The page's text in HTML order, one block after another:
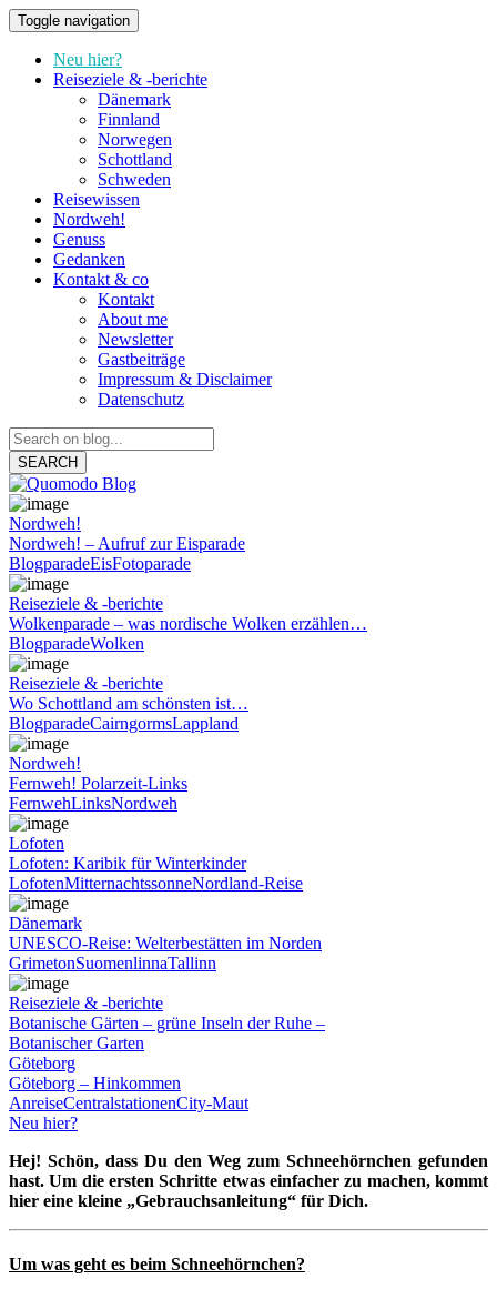
Toggle navigation
Neu hier?
Reiseziele & -berichte
Dänemark
Finnland
Norwegen
Schottland
Schweden
Reisewissen
Nordweh!
Genuss
Gedanken
Kontakt & co
Kontakt
About me
Newsletter
Gastbeiträge
Impressum & Disclaimer
Datenschutz
SEARCH
Nordweh!
Nordweh! – Aufruf zur Eisparade
BlogparadeEisFotoparade
Reiseziele & -berichte
Wolkenparade – was nordische Wolken erzählen…
BlogparadeWolken
Reiseziele & -berichte
Wo Schottland am schönsten ist…
BlogparadeCairngormsLappland
Nordweh!
Fernweh! Polarzeit-Links
FernwehLinksNordweh
Lofoten
Lofoten: Karibik für Winterkinder
LofotenMitternachtssonneNordland-Reise
Dänemark
UNESCO-Reise: Welterbestätten im Norden
GrimetonSuomenlinnaTallinn
Reiseziele & -berichte
Botanische Gärten – grüne Inseln der Ruhe –
Botanischer Garten
Göteborg
Göteborg – Hinkommen
AnreiseCentralstationenCity-Maut
Neu hier?
Hej! Schön, dass Du den Weg zum Schneehörnchen gefunden
hast. Um die ersten Schritte etwas einfacher zu machen, kommt
hier eine kleine „Gebrauchsanleitung“ für Dich.
Um was geht es beim Schneehörnchen?